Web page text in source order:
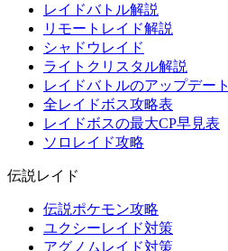
レイドバトル解説
リモートレイド解説
シャドウレイド
ライトクリスタル解説
レイドバトルのアップデート
全レイドボス攻略表
レイドボスの最大CP早見表
ソロレイド攻略
伝説レイド
伝説ポケモン攻略
ユクシーレイド対策
アグノムレイド対策